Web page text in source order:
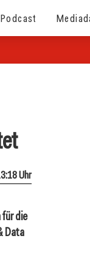
Podcast
Uhr
die
Data